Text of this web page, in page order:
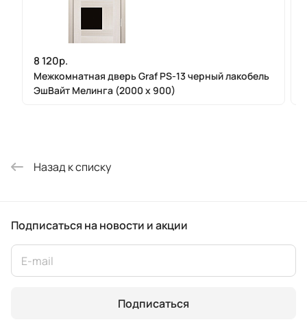
8 120р.
Межкомнатная дверь Graf PS-13 черный лакобель
ЭшВайт Мелинга (2000 х 900)
Назад к списку
Подписаться на новости и акции
Подписаться